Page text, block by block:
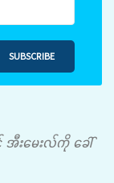
SUBSCRIBE
အီးမေးလ်ကို ခေါ်